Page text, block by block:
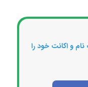
و اکانت خود را